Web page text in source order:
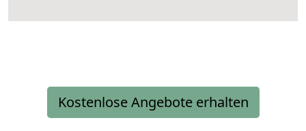
Kostenlose Angebote erhalten